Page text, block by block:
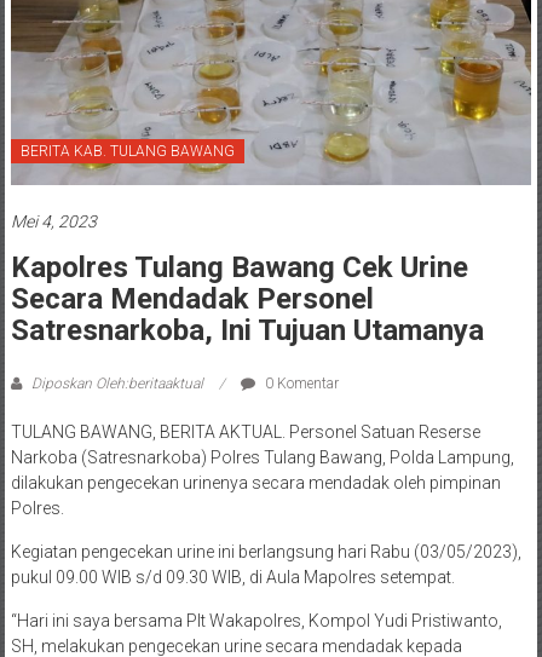
BERITA KAB. TULANG BAWANG
Mei 4, 2023
Kapolres Tulang Bawang Cek Urine
Secara Mendadak Personel
Satresnarkoba, Ini Tujuan Utamanya
Diposkan Oleh:beritaaktual 0 Komentar
TULANG BAWANG, BERITA AKTUAL. Personel Satuan Reserse
Narkoba (Satresnarkoba) Polres Tulang Bawang, Polda Lampung,
dilakukan pengecekan urinenya secara mendadak oleh pimpinan
Polres.
Kegiatan pengecekan urine ini berlangsung hari Rabu (03/05/2023),
pukul 09.00 WIB s/d 09.30 WIB, di Aula Mapolres setempat.
“Hari ini saya bersama Plt Wakapolres, Kompol Yudi Pristiwanto,
SH, melakukan pengecekan urine secara mendadak kepada